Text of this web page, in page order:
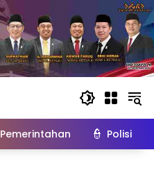
Pemerintahan 👮 Polisi